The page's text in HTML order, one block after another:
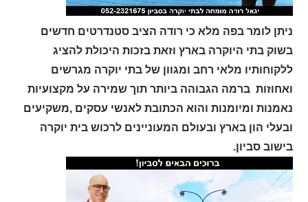
ניתן לומר בפה מלא כי רודה הציב סטנדרטים חדשים
בשוק בתי היוקרה בארץ וזאת בזכות היכולת להציג
ללקוחותיו מלאי רחב ומגוון של בתי יוקרה מגרשים
ואחוזות ברמה הגבוהה ביותר תוך שמירה על מקצועיות
נאמנות ומיומנות והוא הכתובת לאנשי עסקים ,משקיעים
ובעלי הון בארץ ובעולם המעוניינים לרכוש בית יוקרה
בישוב סביון.